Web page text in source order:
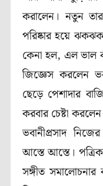
করালেন। নতুন
পরিষ্কার হয়ে
কেনা হল, এল ভাল
জিজ্ঞেস করলেন
ছেড়ে পেশাদার
করবার চেষ্টা
ভবানীপ্রসাদ
আস্তে আস্তে।
সঙ্গীত সমালোচনার